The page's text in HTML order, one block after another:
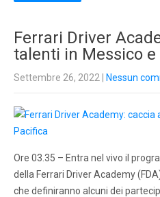
Ferrari Driver
talenti in Messico e
Settembre 26, 2022 Nessun
Ore 03.35 – Entra nel vivo il
della Ferrari Driver Academy
che definiranno alcuni dei